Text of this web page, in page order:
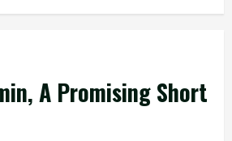
A Promising Short